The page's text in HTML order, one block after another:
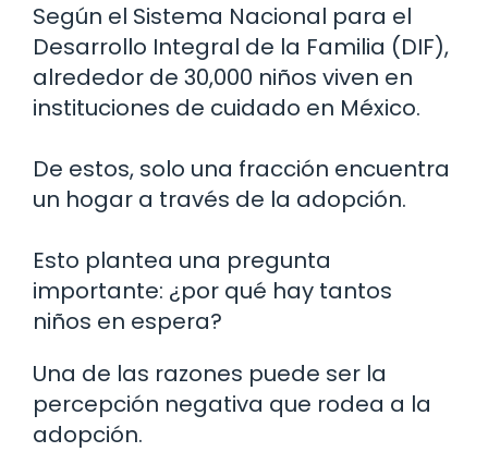
Según el Sistema Nacional para el
Desarrollo Integral de la Familia (DIF),
alrededor de 30,000 niños viven en
instituciones de cuidado en México.
De estos, solo una fracción encuentra
un hogar a través de la adopción.
Esto plantea una pregunta
importante: ¿por qué hay tantos
niños en espera?
Una de las razones puede ser la
percepción negativa que rodea a la
adopción.